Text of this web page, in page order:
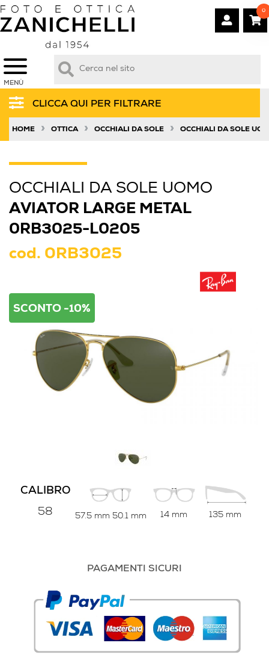
MENÙ
0
CLICCA QUI PER FILTRARE
HOME » OTTICA » OCCHIALI DA SOLE » OCCHIALI DA SOLE
OCCHIALI DA SOLE UOMO
AVIATOR LARGE METAL
0RB3025-L0205
cod. 0RB3025
SCONTO -10%
CALIBRO
58 57.5 mm 50.1 mm 14 mm 135 mm
PAGAMENTI SICURI